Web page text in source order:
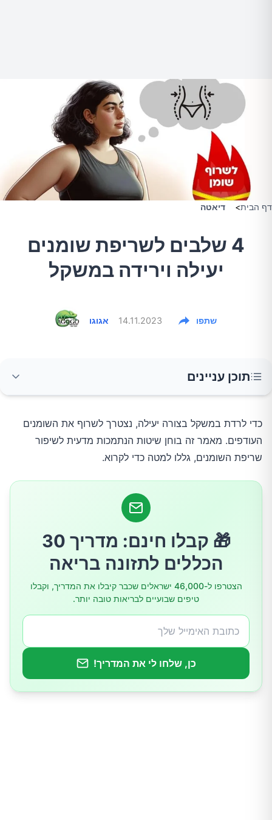
דף הבית> דיאטה
4 שלבים לשריפת שומנים
יעילה וירידה במשקל
אגוגו 14.11.2023 שתפו
תוכן עניינים
1. הגבירו את האינטנסיביות של האימונים
אימון אינטרוולים בעצימות גבוהה (HIIT)
כדי לרדת במשקל בצורה יעילה, נצטרך לשרוף את השומנים
העודפים. מאמר זה בוחן שיטות הנתמכות מדעית לשיפור
שריפת השומנים, גללו למטה כדי לקרוא.
🎁 קבלו חינם: מדריך 30
הכללים לתזונה בריאה
הצטרפו ל-46,000 ישראלים שכבר קיבלו את המדריך, וקבלו
טיפים שבועיים לבריאות טובה יותר.
כן, שלחו לי את המדריך!